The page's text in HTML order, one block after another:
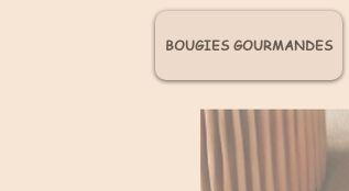
BOUGIES GOURMANDES